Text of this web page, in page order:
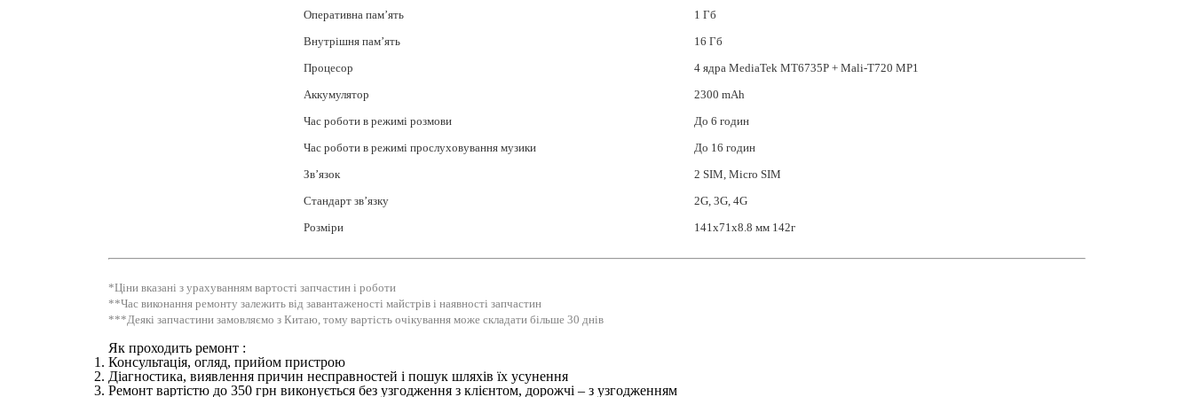
Оперативна пам’ять
Внутрішня пам’ять
Процесор
Аккумулятор
Час роботи в режимі розмови
Час роботи в режимі прослуховування музики
Зв’язок
Стандарт зв’язку
Розміри
1 Гб
16 Гб
4 ядра MediaTek MT6735P + Mali-T720 MP1
2300 mAh
До 6 годин
До 16 годин
2 SIM, Micro SIM
2G, 3G, 4G
141x71x8.8 мм 142г
*Ціни вказані з урахуванням вартості запчастин і роботи
**Час виконання ремонту залежить від завантаженості майстрів і наявності запчастин
***Деякі запчастини замовляємо з Китаю, тому вартість очікування може складати більше 30 днів
Як проходить ремонт :
Консультація, огляд, прийом пристрою
Діагностика, виявлення причин несправностей і пошук шляхів їх усунення
Ремонт вартістю до 350 грн виконується без узгодження з клієнтом, дорожчі – з узгодженням